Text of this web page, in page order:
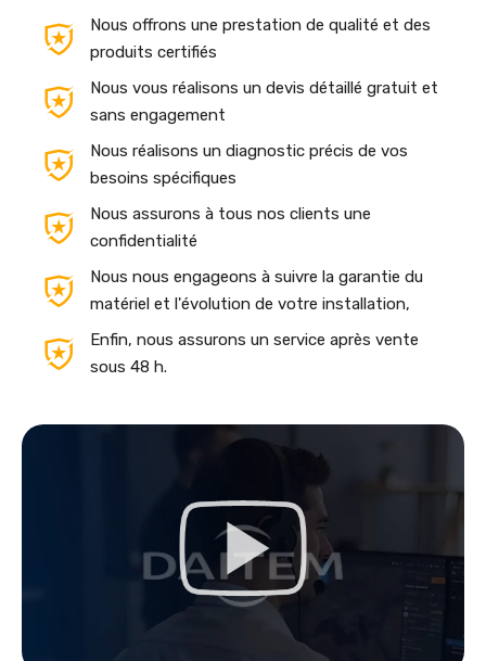
Nous offrons une prestation de qualité et des
produits certifiés
Nous vous réalisons un devis détaillé gratuit et
sans engagement
Nous réalisons un diagnostic précis de vos
besoins spécifiques
Nous assurons à tous nos clients une
confidentialité
Nous nous engageons à suivre la garantie du
matériel et l'évolution de votre installation,
Enfin, nous assurons un service après vente
sous 48 h.